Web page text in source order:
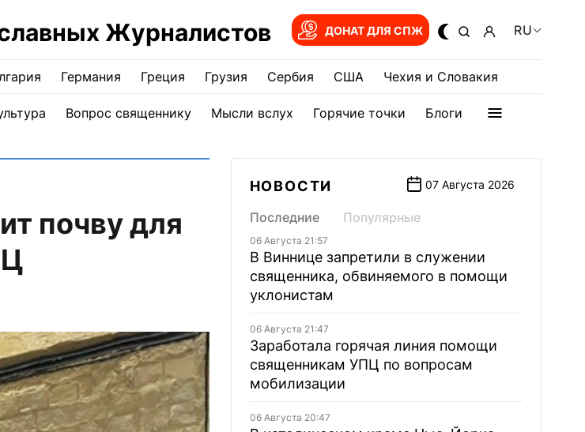
Журналистов ДОНАТ ДЛЯ СПЖ RU
Германия Греция Грузия Сербия США Чехия и Словакия
Вопрос священнику Мысли вслух Горячие точки Блоги
почву для
НОВОСТИ 07 Августа 2026
Последние Популярные
06 Августа 21:57
В Виннице запретили в служении
священника, обвиняемого в помощи
уклонистам
06 Августа 21:47
Заработала горячая линия помощи
священникам УПЦ по вопросам
мобилизации
06 Августа 20:47